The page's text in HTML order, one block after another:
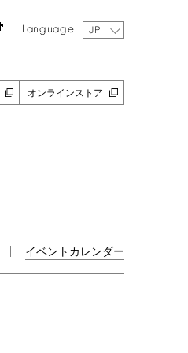
Language JP
オンラインストア
イベントカレンダー